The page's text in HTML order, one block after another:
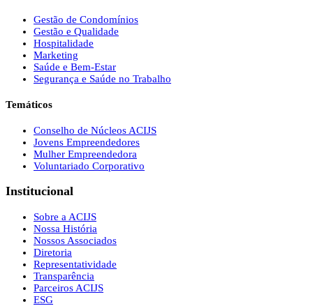
Gestão de Condomínios
Gestão e Qualidade
Hospitalidade
Marketing
Saúde e Bem-Estar
Segurança e Saúde no Trabalho
Temáticos
Conselho de Núcleos ACIJS
Jovens Empreendedores
Mulher Empreendedora
Voluntariado Corporativo
Institucional
Sobre a ACIJS
Nossa História
Nossos Associados
Diretoria
Representatividade
Transparência
Parceiros ACIJS
ESG